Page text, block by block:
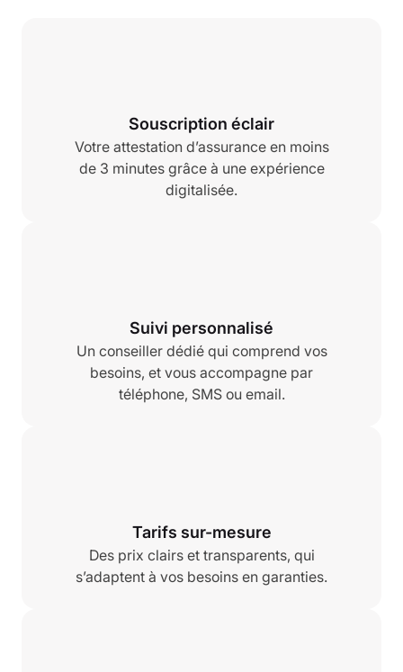
Souscription éclair
Votre attestation d’assurance en moins
de 3 minutes grâce à une expérience
digitalisée.
Suivi personnalisé
Un conseiller dédié qui comprend vos
besoins, et vous accompagne par
téléphone, SMS ou email.
Tarifs sur-mesure
Des prix clairs et transparents, qui
s’adaptent à vos besoins en garanties.